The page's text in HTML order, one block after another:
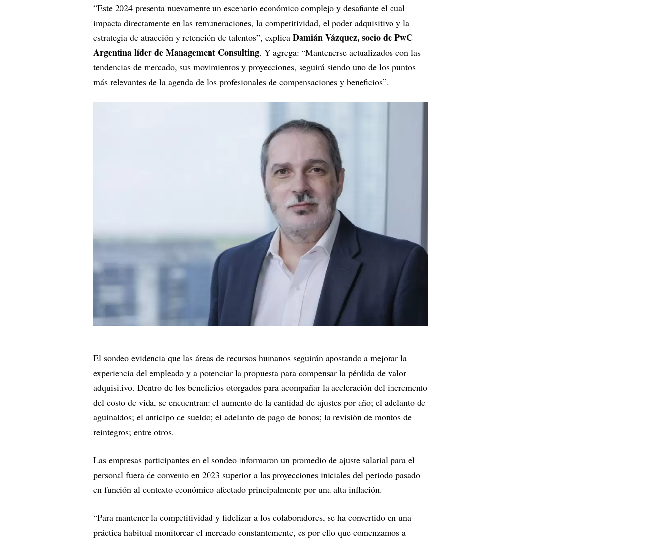
“Este 2024 presenta nuevamente un escenario económico complejo y desafiante el cual
impacta directamente en las remuneraciones, la competitividad, el poder adquisitivo y la
estrategia de atracción y retención de talentos”, explica Damián Vázquez, socio de PwC
Argentina líder de Management Consulting. Y agrega: “Mantenerse actualizados con las
tendencias de mercado, sus movimientos y proyecciones, seguirá siendo uno de los puntos
más relevantes de la agenda de los profesionales de compensaciones y beneficios”.
El sondeo evidencia que las áreas de recursos humanos seguirán apostando a mejorar la
experiencia del empleado y a potenciar la propuesta para compensar la pérdida de valor
adquisitivo. Dentro de los beneficios otorgados para acompañar la aceleración del incremento
del costo de vida, se encuentran: el aumento de la cantidad de ajustes por año; el adelanto de
aguinaldos; el anticipo de sueldo; el adelanto de pago de bonos; la revisión de montos de
reintegros; entre otros.
Las empresas participantes en el sondeo informaron un promedio de ajuste salarial para el
personal fuera de convenio en 2023 superior a las proyecciones iniciales del periodo pasado
en función al contexto económico afectado principalmente por una alta inflación.
“Para mantener la competitividad y fidelizar a los colaboradores, se ha convertido en una
práctica habitual monitorear el mercado constantemente, es por ello que comenzamos a